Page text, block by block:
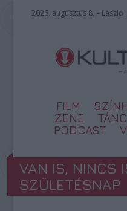
2026. augusztus 8. – László
FILM
ZENE
TÁNC
PODCAST
VAN IS, NINCS
SZÜLETÉSNAP